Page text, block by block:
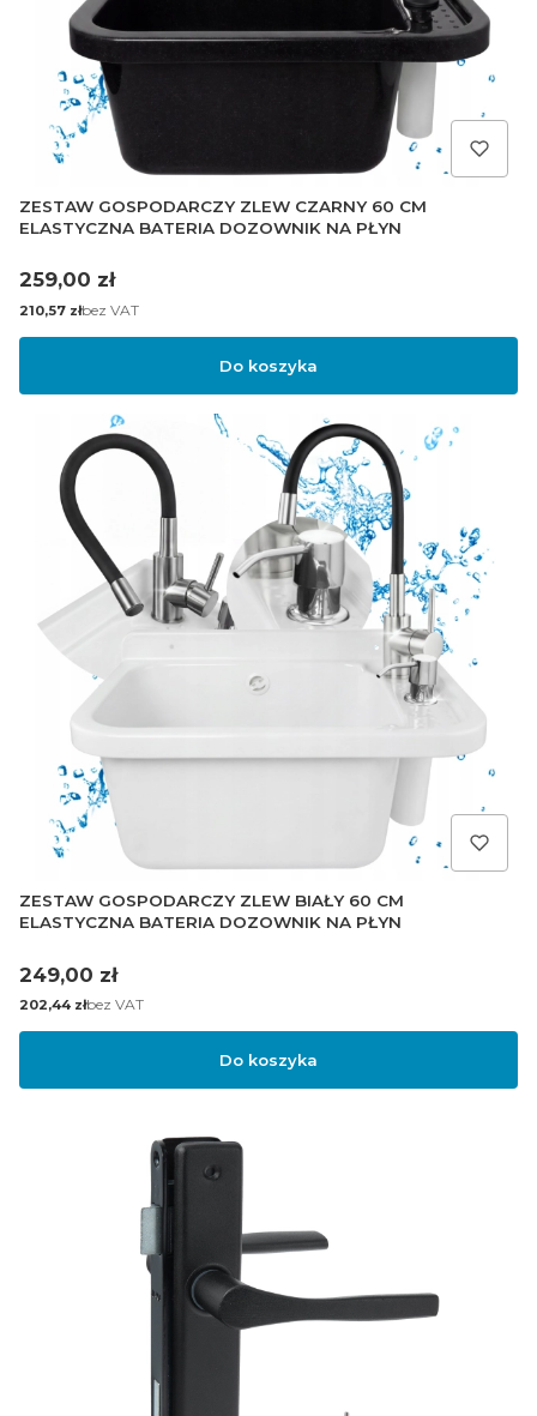
ZESTAW GOSPODARCZY ZLEW CZARNY 60 CM
ELASTYCZNA BATERIA DOZOWNIK NA PŁYN
Cena
259,00 zł
Cena
210,57 złbez VAT
Do koszyka
ZESTAW GOSPODARCZY ZLEW BIAŁY 60 CM
ELASTYCZNA BATERIA DOZOWNIK NA PŁYN
Cena
249,00 zł
Cena
202,44 złbez VAT
Do koszyka